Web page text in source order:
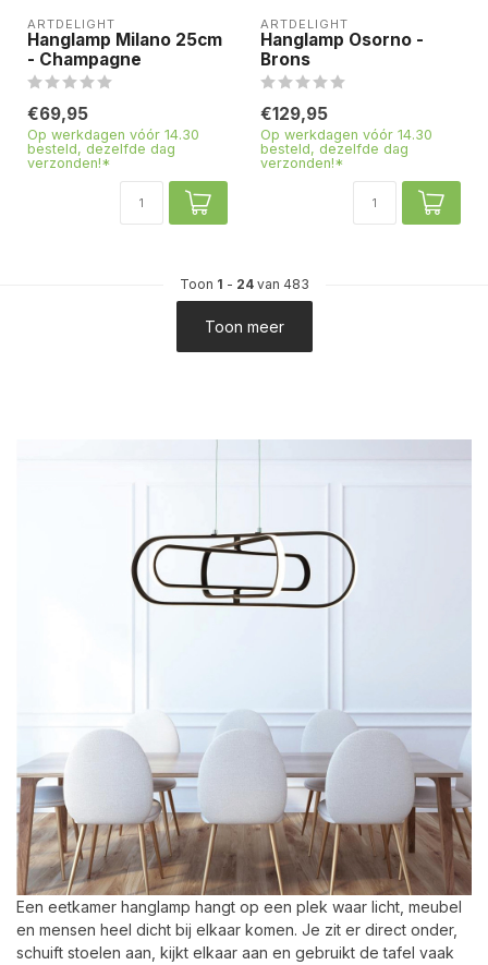
ARTDELIGHT
Hanglamp Milano 25cm
- Champagne
€69,95
Op werkdagen vóór 14.30
besteld, dezelfde dag
verzonden!*
ARTDELIGHT
Hanglamp Osorno -
Brons
€129,95
Op werkdagen vóór 14.30
besteld, dezelfde dag
verzonden!*
Toon 1 - 24van 483
Toon meer
Een eetkamer hanglamp hangt op een plek waar licht, meubel
en mensen heel dicht bij elkaar komen. Je zit er direct onder,
schuift stoelen aan, kijkt elkaar aan en gebruikt de tafel vaak